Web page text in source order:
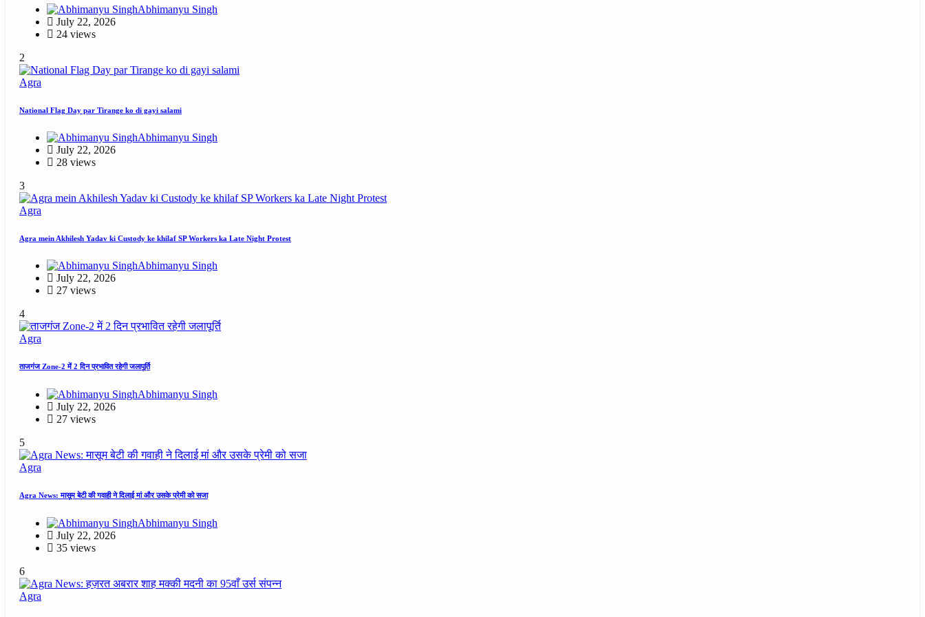
Abhimanyu Singh
July 22, 2026
24 views
2
Agra
National Flag Day par Tirange ko di gayi salami
Abhimanyu Singh
July 22, 2026
28 views
3
Agra
Agra mein Akhilesh Yadav ki Custody ke khilaf SP Workers ka Late Night Protest
Abhimanyu Singh
July 22, 2026
27 views
4
Agra
ताजगंज Zone-2 में 2 दिन प्रभावित रहेगी जलापूर्ति
Abhimanyu Singh
July 22, 2026
27 views
5
Agra
Agra News: मासूम बेटी की गवाही ने दिलाई मां और उसके प्रेमी को सजा
Abhimanyu Singh
July 22, 2026
35 views
6
Agra